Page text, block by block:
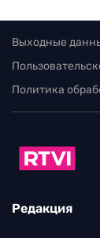
Выходные
Политика
Редакция